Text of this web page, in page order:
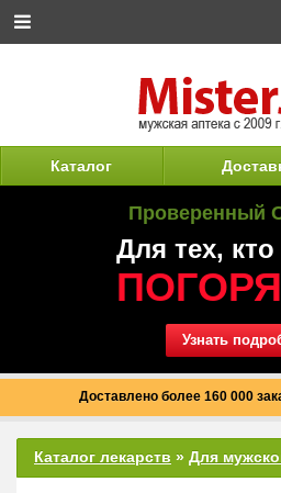
Каталог
Проверенный
Для тех,
Узнать
Доставлено более 160 000
Каталог лекарств » Для